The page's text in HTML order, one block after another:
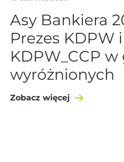
Asy Bankiera
Prezes KDPW i
KDPW_CCP
wyróżnionych
Zobacz więcej